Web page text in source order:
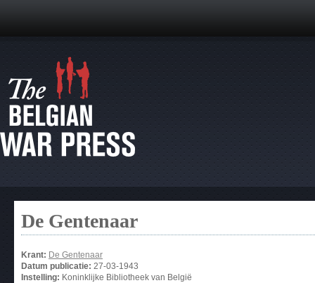
De Gentenaar
Krant: De Gentenaar
Datum publicatie: 27-03-1943
Instelling: Koninklijke Bibliotheek van België